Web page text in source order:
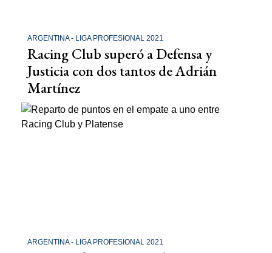
ARGENTINA - LIGA PROFESIONAL 2021
Racing Club superó a Defensa y
Justicia con dos tantos de Adrián
Martínez
ARGENTINA - LIGA PROFESIONAL 2021